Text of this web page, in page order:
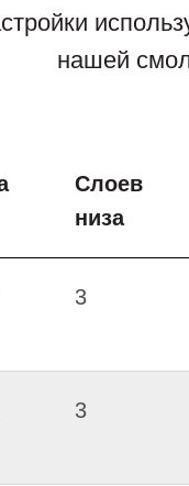
нашей
Слоев
низа
3
3